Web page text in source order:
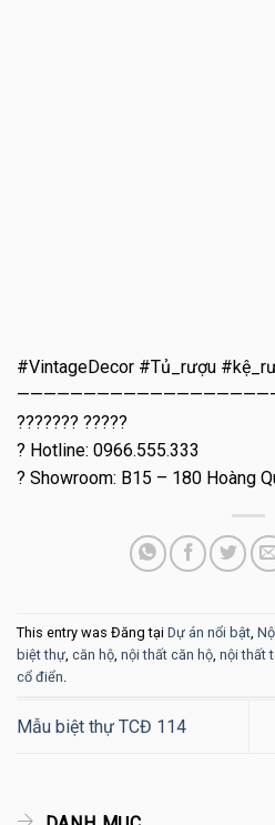
#VintageDecor #Tủ_rượu
??????? ?????
? Hotline: 0966.555.333
? Showroom: B15 – 180 Hoàng
This entry was Đăng tại Dự án nổi bật
biệt thự căn hộ nội thất căn hộ nội thất
cổ điển
Mẫu biệt thự TCĐ 114